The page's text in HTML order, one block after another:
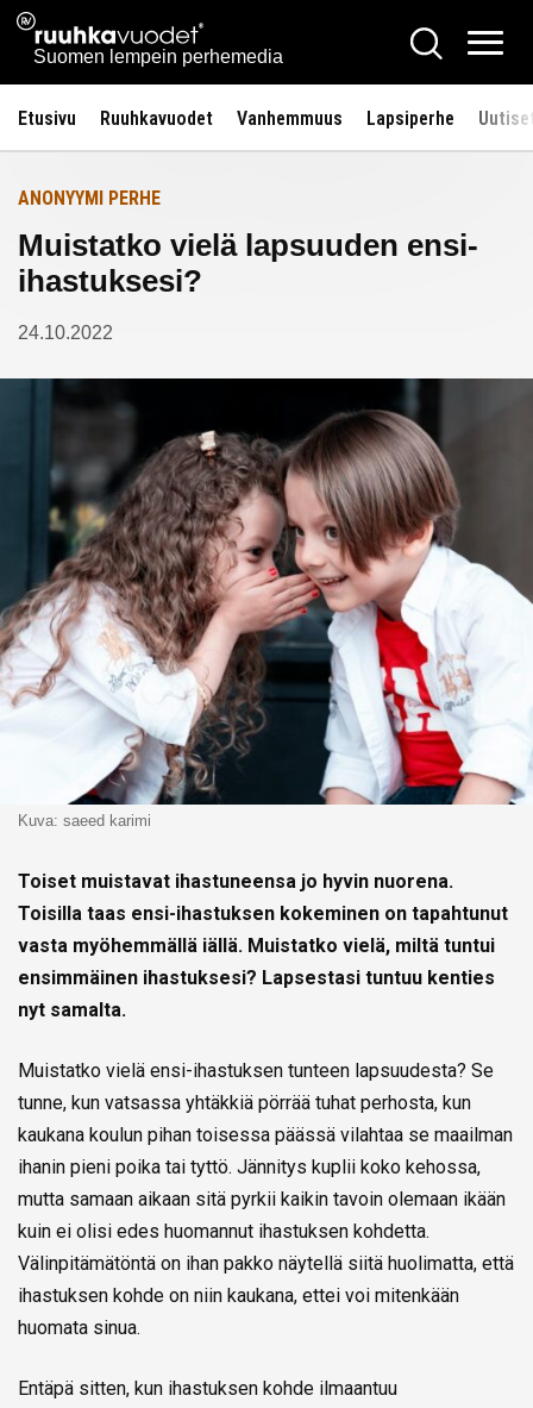
Siirry
sisältöön
Ruuhkavuodet.fi
Suomen lempein perhemedia
Hae
Etusivu Ruuhkavuodet Vanhemmuus Lapsiperhe
Etusivulle
ANONYYMI PERHE
Muistatko vielä lapsuuden ensi-
ihastuksesi?
24.10.2022
Kuva: saeed karimi
Toiset muistavat ihastuneensa jo hyvin nuorena.
Toisilla taas ensi-ihastuksen kokeminen on tapahtunut
vasta myöhemmällä iällä. Muistatko vielä, miltä tuntui
ensimmäinen ihastuksesi? Lapsestasi tuntuu kenties
nyt samalta.
Muistatko vielä ensi-ihastuksen tunteen lapsuudesta? Se
tunne, kun vatsassa yhtäkkiä pörrää tuhat perhosta, kun
kaukana koulun pihan toisessa päässä vilahtaa se maailman
ihanin pieni poika tai tyttö. Jännitys kuplii koko kehossa,
mutta samaan aikaan sitä pyrkii kaikin tavoin olemaan ikään
kuin ei olisi edes huomannut ihastuksen kohdetta.
Välinpitämätöntä on ihan pakko näytellä siitä huolimatta, että
ihastuksen kohde on niin kaukana, ettei voi mitenkään
huomata sinua.
Entäpä sitten, kun ihastuksen kohde ilmaantuu